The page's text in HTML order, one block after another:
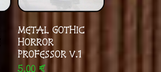
METAL GOTHIC
HORROR
PROFESSOR V.1
5.00 €